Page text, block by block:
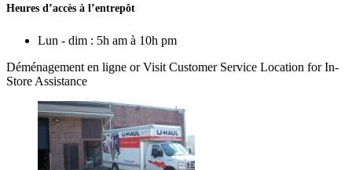
Heures d’accès à l’entrepôt
Lun - dim : 5h am à 10h pm
Déménagement en ligne or Visit Customer Service Location for In-
Store Assistance